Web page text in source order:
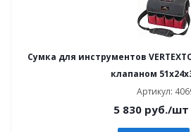
Сумка для инструментов
клапаном
Артикул:
5 830руб./шт